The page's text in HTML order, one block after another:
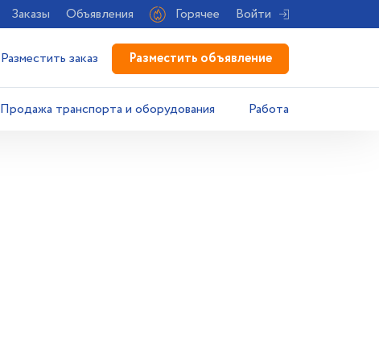
Заказы Объявления Горячее Войти
Разместить заказ Разместить объявление
Продажа транспорта и оборудования Работа